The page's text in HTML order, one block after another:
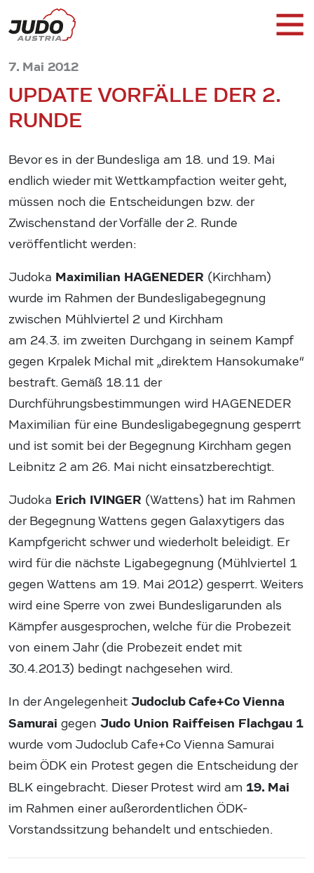
7. Mai 2012
UPDATE VORFÄLLE DER 2.
RUNDE
Bevor es in der Bundesliga am 18. und 19. Mai
endlich wieder mit Wettkampfaction weiter geht,
müssen noch die Entscheidungen bzw. der
Zwischenstand der Vorfälle der 2. Runde
veröffentlicht werden:
Judoka Maximilian HAGENEDER (Kirchham)
wurde im Rahmen der Bundesligabegegnung
zwischen Mühlviertel 2 und Kirchham
am 24.3. im zweiten Durchgang in seinem Kampf
gegen Krpalek Michal mit „direktem Hansokumake“
bestraft. Gemäß 18.11 der
Durchführungsbestimmungen wird HAGENEDER
Maximilian für eine Bundesligabegegnung gesperrt
und ist somit bei der Begegnung Kirchham gegen
Leibnitz 2 am 26. Mai nicht einsatzberechtigt.
Judoka Erich IVINGER (Wattens) hat im Rahmen
der Begegnung Wattens gegen Galaxytigers das
Kampfgericht schwer und wiederholt beleidigt. Er
wird für die nächste Ligabegegnung (Mühlviertel 1
gegen Wattens am 19. Mai 2012) gesperrt. Weiters
wird eine Sperre von zwei Bundesligarunden als
Kämpfer ausgesprochen, welche für die Probezeit
von einem Jahr (die Probezeit endet mit
30.4.2013) bedingt nachgesehen wird.
In der Angelegenheit Judoclub Cafe+Co Vienna
Samurai gegen Judo Union Raiffeisen Flachgau 1
wurde vom Judoclub Cafe+Co Vienna Samurai
beim ÖDK ein Protest gegen die Entscheidung der
BLK eingebracht. Dieser Protest wird am 19. Mai
im Rahmen einer außerordentlichen ÖDK-
Vorstandssitzung behandelt und entschieden.